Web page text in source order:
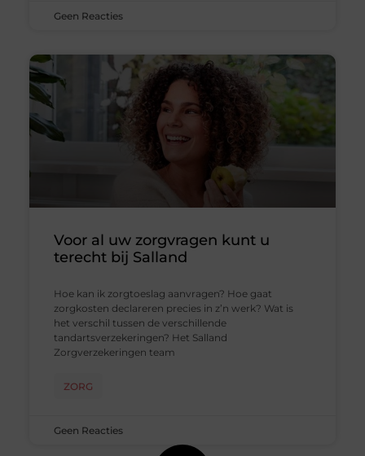
Geen Reacties
Voor al uw zorgvragen kunt u
terecht bij Salland
Hoe kan ik zorgtoeslag aanvragen? Hoe gaat
zorgkosten declareren precies in z’n werk? Wat is
het verschil tussen de verschillende
tandartsverzekeringen? Het Salland
Zorgverzekeringen team
ZORG
Geen Reacties